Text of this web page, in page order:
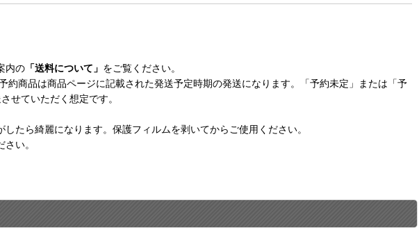
内の 「送料について」 をご覧ください。
商品は商品ページに記載された発送予定時期の発送になります。「予約未定」または「予
せていただく想定です。
たら綺麗になります。保護フィルムを剥いてからご使用ください。
い。